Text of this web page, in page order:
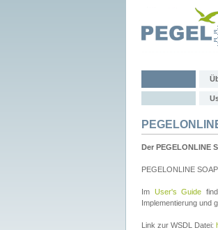
Der PEGELONLINE
PEGELONLINE
Im User's Guide
Implementierung und
Link zur WSDL Datei: